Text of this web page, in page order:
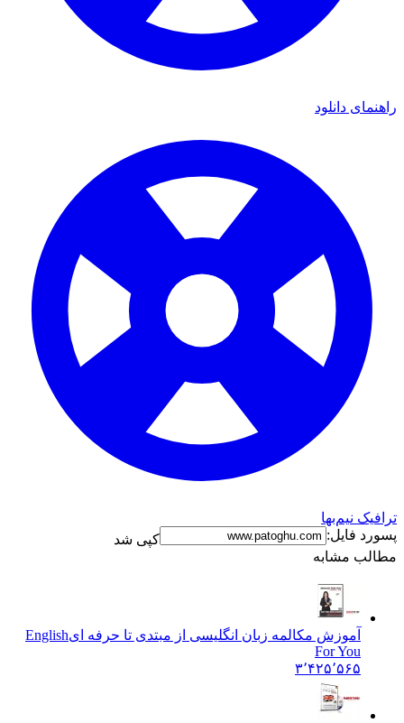
راهنمای دانلود
ترافیک نیم‌بها
پسورد فایل:
کپی شد
مطالب مشابه
آموزش مکالمه زبان انگلیسی از مبتدی تا حرفه ایEnglish
For You
۳٬۴۲۵٬۵۶۵